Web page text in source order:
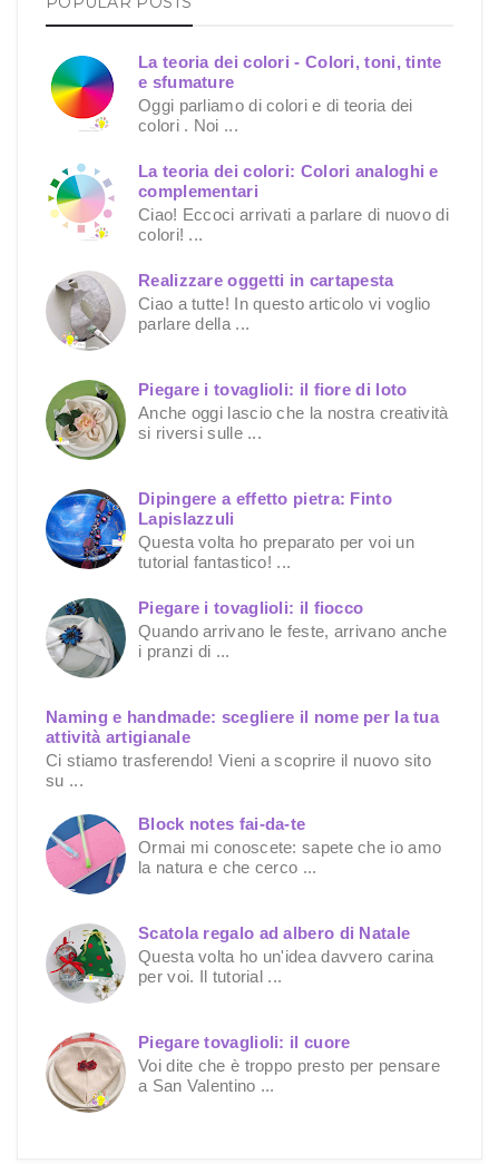
La teoria dei colori - Colori, toni, tinte
e sfumature
Oggi parliamo di colori e di teoria dei
colori . Noi ...
La teoria dei colori: Colori analoghi e
complementari
Ciao! Eccoci arrivati a parlare di nuovo di
colori! ...
Realizzare oggetti in cartapesta
Ciao a tutte! In questo articolo vi voglio
parlare della ...
Piegare i tovaglioli: il fiore di loto
Anche oggi lascio che la nostra creatività
si riversi sulle ...
Dipingere a effetto pietra: Finto
Lapislazzuli
Questa volta ho preparato per voi un
tutorial fantastico! ...
Piegare i tovaglioli: il fiocco
Quando arrivano le feste, arrivano anche
i pranzi di ...
Naming e handmade: scegliere il nome per la tua
attività artigianale
Ci stiamo trasferendo! Vieni a scoprire il nuovo sito
su ...
Block notes fai-da-te
Ormai mi conoscete: sapete che io amo
la natura e che cerco ...
Scatola regalo ad albero di Natale
Questa volta ho un'idea davvero carina
per voi. Il tutorial ...
Piegare tovaglioli: il cuore
Voi dite che è troppo presto per pensare
a San Valentino ...